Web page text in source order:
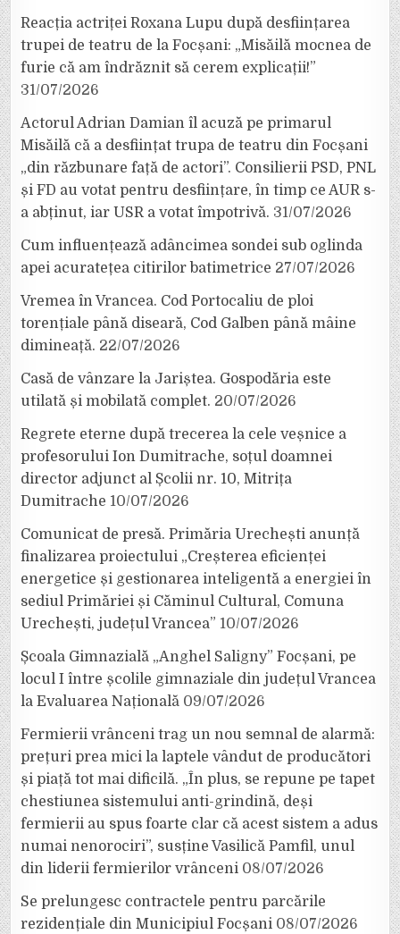
Reacția actriței Roxana Lupu după desființarea
trupei de teatru de la Focșani: „Misăilă mocnea de
furie că am îndrăznit să cerem explicații!”
31/07/2026
Actorul Adrian Damian îl acuză pe primarul
Misăilă că a desființat trupa de teatru din Focșani
„din răzbunare față de actori”. Consilierii PSD, PNL
și FD au votat pentru desființare, în timp ce AUR s-
a abținut, iar USR a votat împotrivă. 31/07/2026
Cum influențează adâncimea sondei sub oglinda
apei acuratețea citirilor batimetrice 27/07/2026
Vremea în Vrancea. Cod Portocaliu de ploi
torențiale până diseară, Cod Galben până mâine
dimineață. 22/07/2026
Casă de vânzare la Jariștea. Gospodăria este
utilată și mobilată complet. 20/07/2026
Regrete eterne după trecerea la cele veșnice a
profesorului Ion Dumitrache, soțul doamnei
director adjunct al Școlii nr. 10, Mitrița
Dumitrache 10/07/2026
Comunicat de presă. Primăria Urechești anunță
finalizarea proiectului „Creșterea eficienței
energetice și gestionarea inteligentă a energiei în
sediul Primăriei și Căminul Cultural, Comuna
Urechești, județul Vrancea” 10/07/2026
Școala Gimnazială „Anghel Saligny” Focșani, pe
locul I între școlile gimnaziale din județul Vrancea
la Evaluarea Națională 09/07/2026
Fermierii vrânceni trag un nou semnal de alarmă:
prețuri prea mici la laptele vândut de producători
și piață tot mai dificilă. „În plus, se repune pe tapet
chestiunea sistemului anti-grindină, deși
fermierii au spus foarte clar că acest sistem a adus
numai nenorociri”, susține Vasilică Pamfil, unul
din liderii fermierilor vrânceni 08/07/2026
Se prelungesc contractele pentru parcările
rezidențiale din Municipiul Focșani 08/07/2026